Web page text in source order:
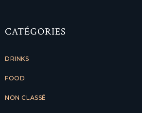
CATÉGORIES
DRINKS
FOOD
NON CLASSÉ